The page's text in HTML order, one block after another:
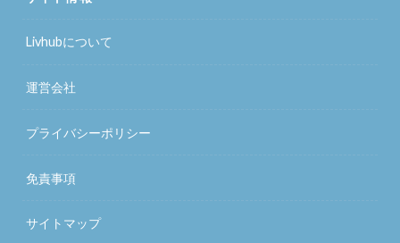
Livhubについて
運営会社
プライバシーポリシー
免責事項
サイトマップ